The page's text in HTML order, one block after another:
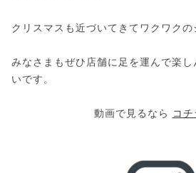
クリスマスも近づいてきてワクワクの
みなさまもぜひ店舗に足を運んで楽
いです。
動画で見るなら コ